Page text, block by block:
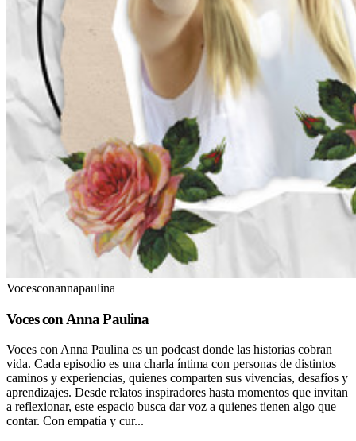
Vocesconannapaulina
Voces con Anna Paulina
Voces con Anna Paulina es un podcast donde las historias cobran
vida. Cada episodio es una charla íntima con personas de distintos
caminos y experiencias, quienes comparten sus vivencias, desafíos y
aprendizajes. Desde relatos inspiradores hasta momentos que invitan
a reflexionar, este espacio busca dar voz a quienes tienen algo que
contar. Con empatía y cur...